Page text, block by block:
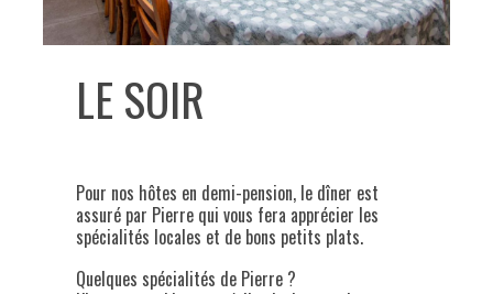
LE SOIR
Pour nos hôtes en demi-pension, le dîner est
assuré par Pierre qui vous fera apprécier les
spécialités locales et de bons petits plats.
Quelques spécialités de Pierre ?